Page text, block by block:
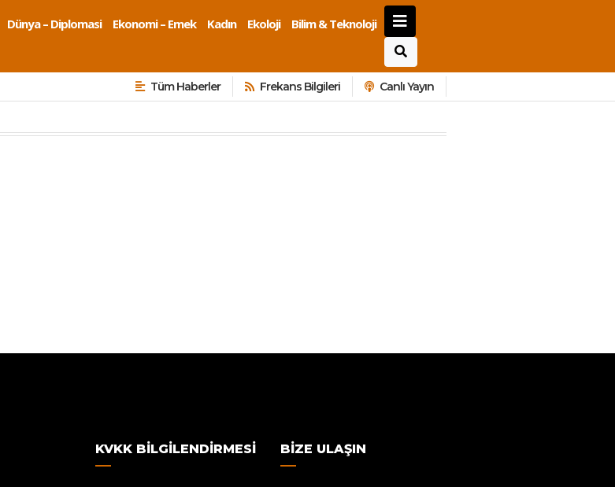
Dünya – Diplomasi Ekonomi – Emek Kadın Ekoloji
Bilim & Teknoloji
Tüm Haberler Frekans Bilgileri Canlı Yayın
KVKK BILGILENDIRMESI BIZE ULAŞIN